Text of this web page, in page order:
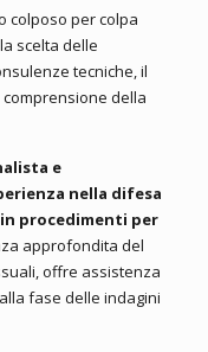
colposo per colpa
scelta delle
tecniche, il
della
e
nella difesa
procedimenti per
approfondita del
offre assistenza
fase delle indagini